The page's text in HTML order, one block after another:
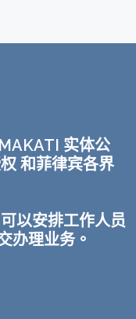
实体公
和菲律宾各界
以安排工作人员
办理业务。